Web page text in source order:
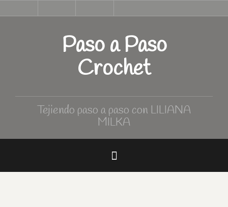
Paso a Paso
Crochet
Tejiendo paso a paso con LILIANA
MILKA